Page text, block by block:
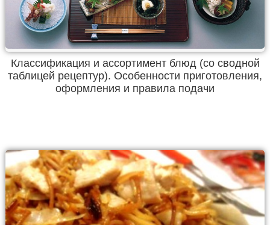
Классификация и ассортимент блюд (со сводной
таблицей рецептур). Особенности приготовления,
оформления и правила подачи